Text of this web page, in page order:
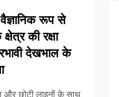
रूप से
की रक्षा
देखभाल के
छोटी लाइनों के साथ